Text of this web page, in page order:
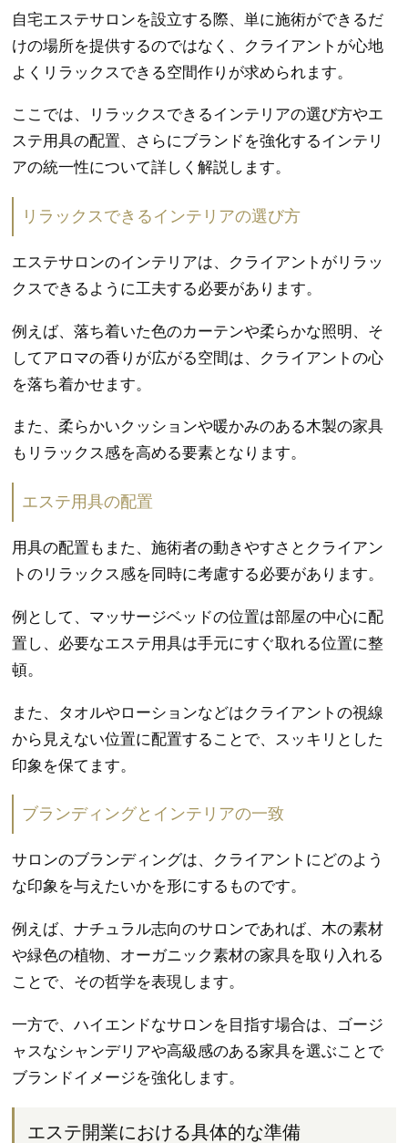
自宅エステサロンを設立する際、単に施術ができるだ
けの場所を提供するのではなく、クライアントが心地
よくリラックスできる空間作りが求められます。
ここでは、リラックスできるインテリアの選び方やエ
ステ用具の配置、さらにブランドを強化するインテリ
アの統一性について詳しく解説します。
リラックスできるインテリアの選び方
エステサロンのインテリアは、クライアントがリラッ
クスできるように工夫する必要があります。
例えば、落ち着いた色のカーテンや柔らかな照明、そ
してアロマの香りが広がる空間は、クライアントの心
を落ち着かせます。
また、柔らかいクッションや暖かみのある木製の家具
もリラックス感を高める要素となります。
エステ用具の配置
用具の配置もまた、施術者の動きやすさとクライアン
トのリラックス感を同時に考慮する必要があります。
例として、マッサージベッドの位置は部屋の中心に配
置し、必要なエステ用具は手元にすぐ取れる位置に整
頓。
また、タオルやローションなどはクライアントの視線
から見えない位置に配置することで、スッキリとした
印象を保てます。
ブランディングとインテリアの一致
サロンのブランディングは、クライアントにどのよう
な印象を与えたいかを形にするものです。
例えば、ナチュラル志向のサロンであれば、木の素材
や緑色の植物、オーガニック素材の家具を取り入れる
ことで、その哲学を表現します。
一方で、ハイエンドなサロンを目指す場合は、ゴージ
ャスなシャンデリアや高級感のある家具を選ぶことで
ブランドイメージを強化します。
エステ開業における具体的な準備